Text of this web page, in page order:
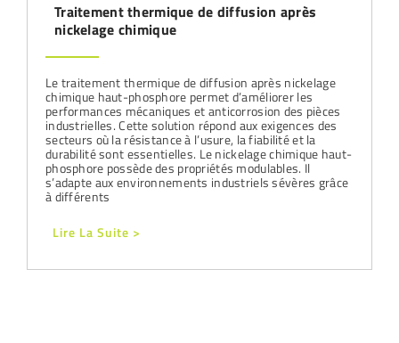
Traitement thermique de diffusion après
nickelage chimique
Le traitement thermique de diffusion après nickelage
chimique haut-phosphore permet d’améliorer les
performances mécaniques et anticorrosion des pièces
industrielles. Cette solution répond aux exigences des
secteurs où la résistance à l’usure, la fiabilité et la
durabilité sont essentielles. Le nickelage chimique haut-
phosphore possède des propriétés modulables. Il
s’adapte aux environnements industriels sévères grâce
à différents
Lire La Suite >